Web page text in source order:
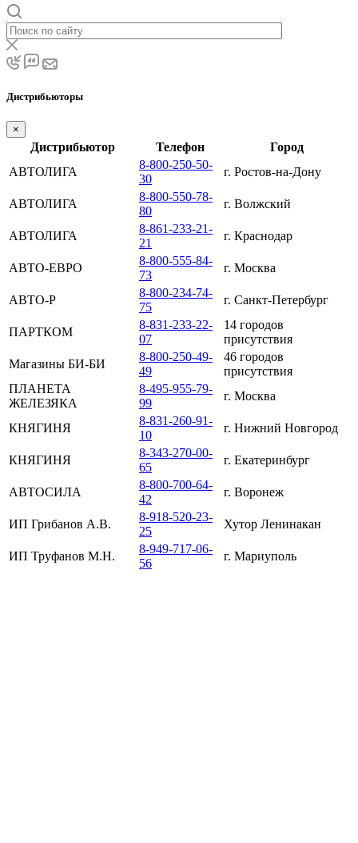
Дистрибьюторы
×
Дистрибьютор Телефон
Город
АВТОЛИГА
8-800-250-50-
30
г. Ростов-на-Дону
АВТОЛИГА
8-800-550-78-
80
г. Волжский
АВТОЛИГА
8-861-233-21-
21
г. Краснодар
АВТО-ЕВРО
8-800-555-84-
73
г. Москва
АВТО-Р
8-800-234-74-
75
г. Санкт-Петербург
ПАРТКОМ
8-831-233-22-
07
14 городов
присутствия
Магазины БИ-БИ
8-800-250-49-
49
46 городов
присутствия
ПЛАНЕТА
ЖЕЛЕЗЯКА
8-495-955-79-
99
г. Москва
КНЯГИНЯ
8-831-260-91-
10
г. Нижний Новгород
КНЯГИНЯ
8-343-270-00-
65
г. Екатеринбург
АВТОСИЛА
8-800-700-64-
42
г. Воронеж
ИП Грибанов А.В.
8-918-520-23-
25
Хутор Ленинакан
ИП Труфанов М.Н.
8-949-717-06-
56
г. Мариуполь